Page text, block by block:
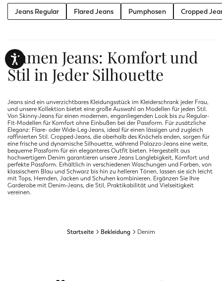
Jeans Regular Flared Jeans Pumphosen Cropped
Damen Jeans: Komfort und
Stil in Jeder Silhouette
Jeans sind ein unverzichtbares Kleidungsstück im Kleiderschrank jeder Frau,
und unsere Kollektion bietet eine große Auswahl an Modellen für jeden Stil.
Von Skinny-Jeans für einen modernen, enganliegenden Look bis zu Regular-
Fit-Modellen für Komfort ohne Einbußen bei der Passform. Für zusätzliche
Eleganz: Flare- oder Wide-Leg-Jeans, ideal für einen lässigen und zugleich
raffinierten Stil. Cropped-Jeans, die oberhalb des Knöchels enden, sorgen für
eine frische und dynamische Silhouette, während Palazzo-Jeans eine weite,
bequeme Passform für ein eleganteres Outfit bieten. Hergestellt aus
hochwertigem Denim garantieren unsere Jeans Langlebigkeit, Komfort und
perfekte Passform. Erhältlich in verschiedenen Waschungen und Farben, von
klassischem Blau und Schwarz bis hin zu helleren Tönen, lassen sie sich leicht
mit Tops, Hemden, Jacken und Schuhen kombinieren. Ergänzen Sie Ihre
Garderobe mit Denim-Jeans, die Stil, Praktikabilität und Vielseitigkeit
vereinen.
Startseite Bekleidung Denim